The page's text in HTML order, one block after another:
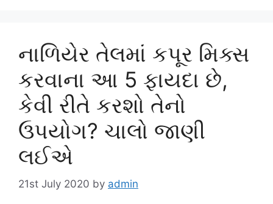
નાળિયેર તેલમાં કપૂર મિક્સ
કરવાના આ 5 ફાયદા છે,
કેવી રીતે કરશો તેનો
ઉપયોગ? ચાલો જાણી
લઈએ
21st July 2020 by admin